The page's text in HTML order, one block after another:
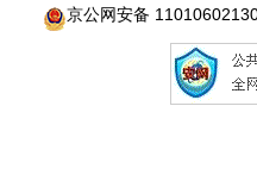
京公网安备